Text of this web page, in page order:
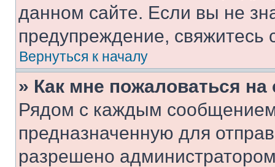
данном сайте. Если вы не
предупреждение,
Вернуться к началу
» Как мне пожаловаться
Рядом с каждым сообщением
предназначенную для
разрешено